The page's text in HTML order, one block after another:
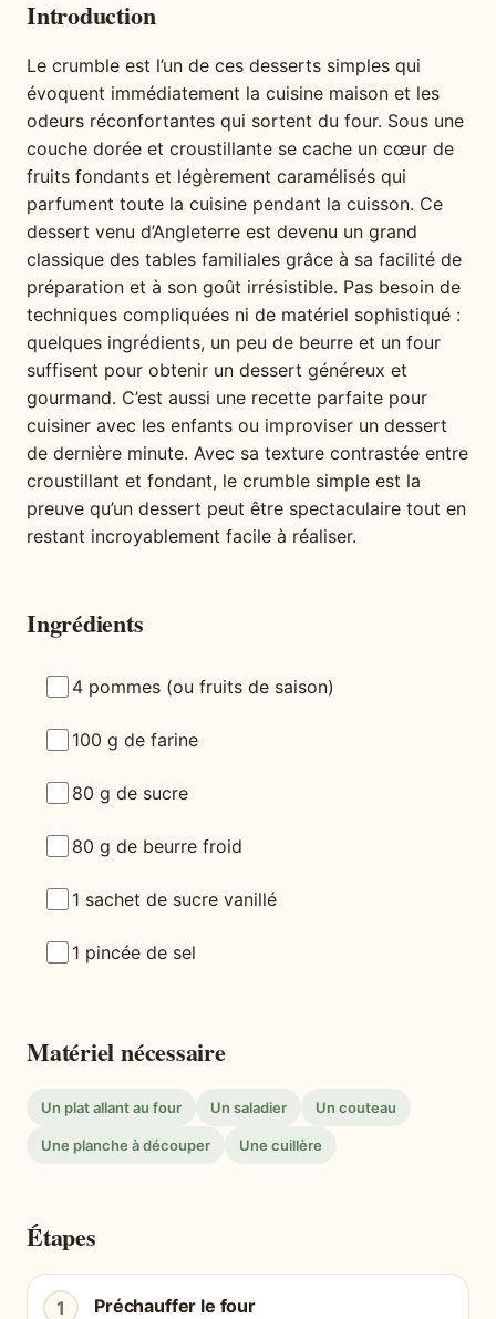
Introduction
Le crumble est l’un de ces desserts simples qui
évoquent immédiatement la cuisine maison et les
odeurs réconfortantes qui sortent du four. Sous une
couche dorée et croustillante se cache un cœur de
fruits fondants et légèrement caramélisés qui
parfument toute la cuisine pendant la cuisson. Ce
dessert venu d’Angleterre est devenu un grand
classique des tables familiales grâce à sa facilité de
préparation et à son goût irrésistible. Pas besoin de
techniques compliquées ni de matériel sophistiqué :
quelques ingrédients, un peu de beurre et un four
suffisent pour obtenir un dessert généreux et
gourmand. C’est aussi une recette parfaite pour
cuisiner avec les enfants ou improviser un dessert
de dernière minute. Avec sa texture contrastée entre
croustillant et fondant, le crumble simple est la
preuve qu’un dessert peut être spectaculaire tout en
restant incroyablement facile à réaliser.
Ingrédients
4 pommes (ou fruits de saison)
100 g de farine
80 g de sucre
80 g de beurre froid
1 sachet de sucre vanillé
1 pincée de sel
Matériel nécessaire
Un plat allant au four Un saladier Un couteau
Une planche à découper Une cuillère
Étapes
Préchauffer le four